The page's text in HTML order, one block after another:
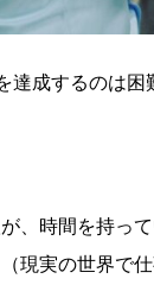
達成するのは困
、時間を持っ
現実の世界で